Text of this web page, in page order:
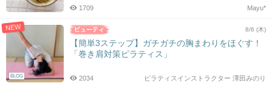
Mayu*
1709
NEW
BLOG
8/6 (木)
【簡単3ステップ】ガチガチの胸まわりをほぐす！
「巻き肩対策ピラティス」
ピラティスインストラクター 澤田みのり
2034